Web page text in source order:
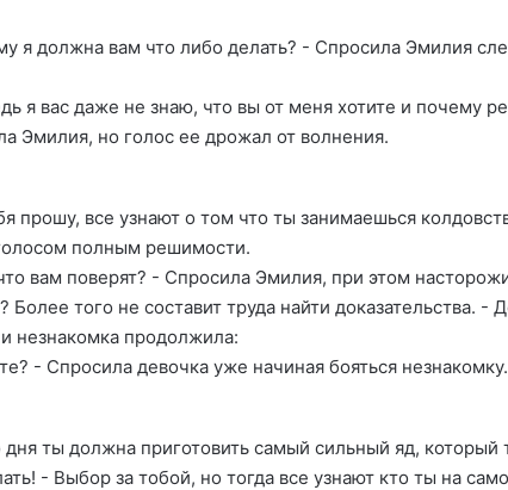
я должна вам что либо делать? - Спросила Эмилия
я вас даже не знаю, что вы от меня хотите и почему
Эмилия, но голос ее дрожал от волнения.
прошу, все узнают о том что ты занимаешься
полным решимости.
вам поверят? - Спросила Эмилия, при этом
Более того не составит труда найти доказательства. -
незнакомка продолжила:
- Спросила девочка уже начиная бояться незнакомку.
ты должна приготовить самый сильный яд, который
- Выбор за тобой, но тогда все узнают кто ты на